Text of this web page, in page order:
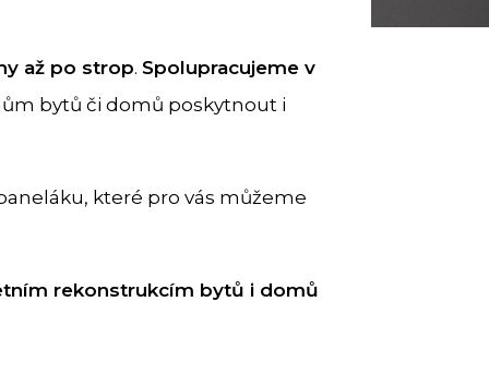
až po strop. Spolupracujeme v
bytů či domů poskytnout i
které pro vás můžeme
rekonstrukcím bytů i domů